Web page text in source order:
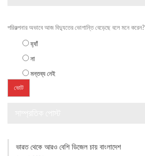
পরিকল্পনার অভাবে আজ বিদ্যুতের ভোগান্তি বেড়েছে বলে মনে করেন?
হ্যাঁ
না
মন্তব্য নেই
ভারত থেকে আরও বেশি ডিজেল চায় বাংলাদেশ